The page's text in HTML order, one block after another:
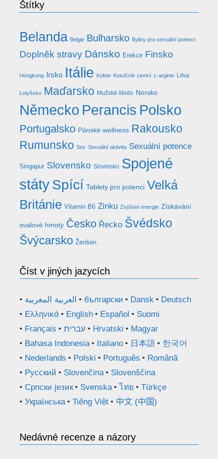
Štítky
Belanda Belgie Bulharsko Byliny pro sexuální potenci
Doplněk stravy Dánsko Erekce Finsko
Hongkong Irsko Itálie Kofein Kotvičník zemní L-arginin Litva
Lotyšsko Maďarsko Mužské libido Norsko
Německo Perancis Polsko
Portugalsko Pánské wellness Rakousko
Rumunsko Sex Sexuální aktivita Sexuální potence
Singapur Slovensko Slovinsko Spojené
státySpící Tablety pro potenci Velká
Británie Vitamin B6 Zinku Zvýšení energie Získávání
svalové hmoty Česko Řecko Švédsko
Švýcarsko Ženšen
Číst v jiných jazycích
العربية المغربية български Dansk
Deutsch
Ελληνικά
English Español
Suomi
Français
עברית Hrvatski
Magyar
Bahasa Indonesia
Italiano 日本語
한국어
Nederlands
Polski Português
Română
Русский
Slovenčina
Slovenščina
Српски језик
Svenska ไทย
Türkçe
Українська
Tiếng Việt 中文 (中国)
Nedávné recenze a názory